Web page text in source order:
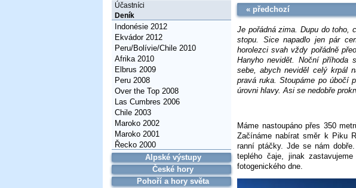
Účastníci
Deník
Indonésie 2012
Ekvádor 2012
Peru/Bolívie/Chile 2010
Afrika 2010
Elbrus 2009
Peru 2008
Over the Top 2008
Las Cumbres 2006
Chile 2003
Maroko 2002
Maroko 2001
Řecko 2000
Alpské výstupy
České hory
Pohoří a hory světa
« předchozí
Je pořádná zima. Dupu do toho,
stopu. Sice napadlo jen pár
horolezci svah vždy pořádně
Hanyho nevidět. Noční příhoda
sebe, abych neviděl celý krpál
pravá ruka. Stoupáme po úbočí
úrovni hlavy. Asi se nedobře
Máme nastoupáno přes 350
Začínáme nabírat směr k Piku
ranní ptáčky. Jde se nám
teplého čaje, jinak
fotogenického dne.